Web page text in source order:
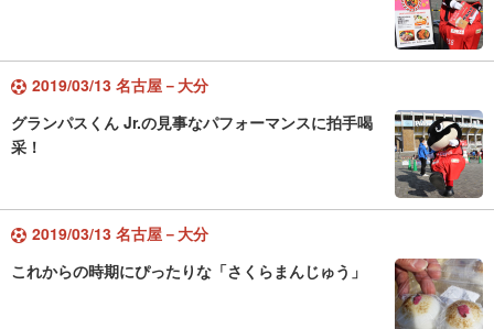
2019/03/13 名古屋－大分
グランパスくん Jr.の見事なパフォーマンスに拍手喝
采！
2019/03/13 名古屋－大分
これからの時期にぴったりな「さくらまんじゅう」